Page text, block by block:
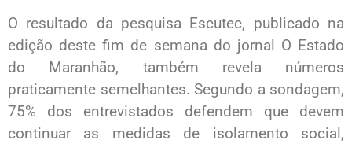
O resultado da pesquisa Escutec, publicado na
edição deste fim de semana do jornal O Estado
do Maranhão, também revela números
praticamente semelhantes. Segundo a sondagem,
75% dos entrevistados defendem que devem
continuar as medidas de isolamento social,